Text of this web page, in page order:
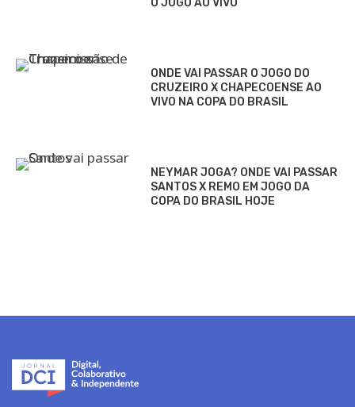
ONDE VAI PASSAR O JOGO DO
CRUZEIRO X CHAPECOENSE AO
VIVO NA COPA DO BRASIL
NEYMAR JOGA? ONDE VAI PASSAR
SANTOS X REMO EM JOGO DA
COPA DO BRASIL HOJE